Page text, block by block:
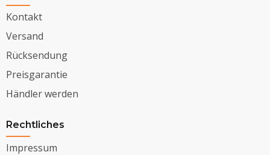
Kontakt
Versand
Rücksendung
Preisgarantie
Händler werden
Rechtliches
Impressum